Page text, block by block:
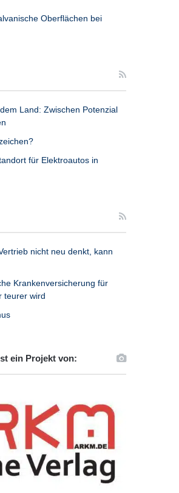
Oberflächen bei
Land: Zwischen Potenzial
für Elektroautos in
nicht neu denkt, kann
Krankenversicherung für
teurer wird
ein Projekt von: